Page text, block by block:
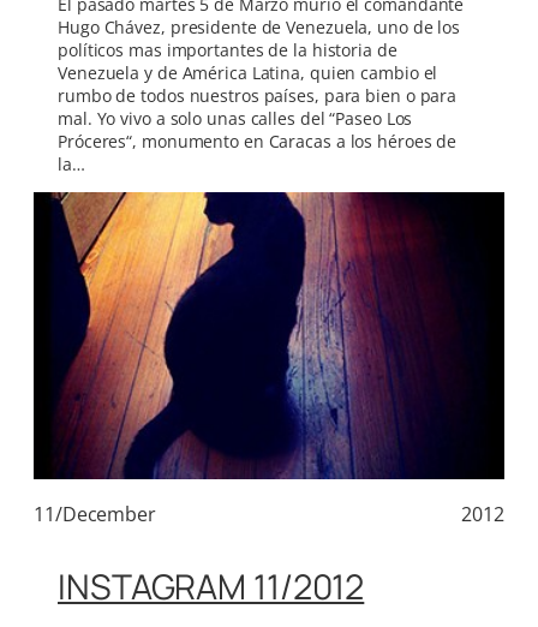
Hugo Chávez, presidente de Venezuela, uno de los
políticos mas importantes de la historia de
Venezuela y de América Latina, quien cambio el
rumbo de todos nuestros países, para bien o para
mal. Yo vivo a solo unas calles del “Paseo Los
Próceres“, monumento en Caracas a los héroes de
la…
11/December 2012
INSTAGRAM 11/2012